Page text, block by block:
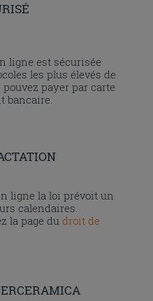
ligne est sécurisée
les plus élevés de
payer par carte
bancaire.
ligne la loi prévoit un
calendaires.
la page dudroit de